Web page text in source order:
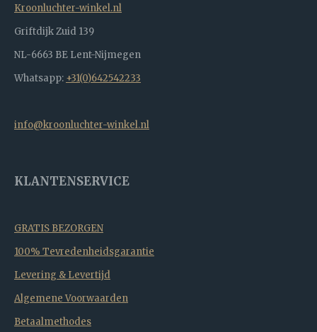
Kroonluchter-winkel.nl
Griftdijk Zuid 139
NL-6663 BE Lent-Nijmegen
Whatsapp: +31(0)642542233
info@kroonluchter-winkel.nl
KLANTENSERVICE
GRATIS BEZORGEN
100% Tevredenheidsgarantie
Levering & Levertijd
Algemene Voorwaarden
Betaalmethodes